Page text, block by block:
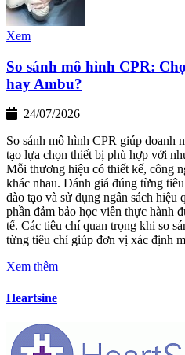
Xem
So sánh mô hình CPR:
hay Ambu?
24/07/2026
So sánh mô hình CPR giúp doanh
tạo lựa chọn thiết bị phù hợp với
Mỗi thương hiệu có thiết kế, công
khác nhau. Đánh giá đúng từng
đào tạo và sử dụng ngân sách
phần đảm bảo học viên thực hành
tế. Các tiêu chí quan trọng khi so
từng tiêu chí giúp đơn vị xác định
Xem thêm
Heartsine